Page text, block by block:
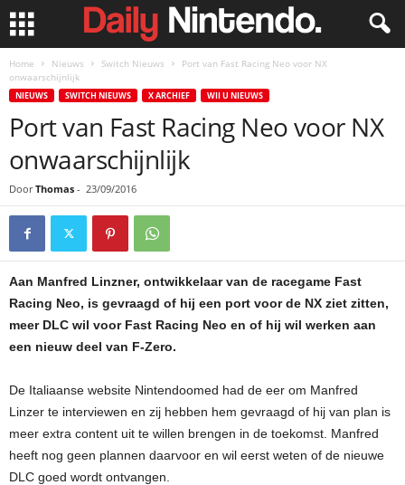
Home Nieuws Switch Nieuws
Port van Fast Racing Neo voor NX
onwaarschijnlijk
NIEUWS SWITCH NIEUWS X ARCHIEF WII U NIEUWS
Port van Fast Racing Neo voor NX
onwaarschijnlijk
Door Thomas - 23/09/2016
Aan Manfred Linzner, ontwikkelaar van de racegame Fast
Racing Neo, is gevraagd of hij een port voor de NX ziet zitten,
meer DLC wil voor Fast Racing Neo en of hij wil werken aan
een nieuw deel van F-Zero.
De Italiaanse website Nintendoomed had de eer om Manfred
Linzer te interviewen en zij hebben hem gevraagd of hij van plan is
meer extra content uit te willen brengen in de toekomst. Manfred
heeft nog geen plannen daarvoor en wil eerst weten of de nieuwe
DLC goed wordt ontvangen.